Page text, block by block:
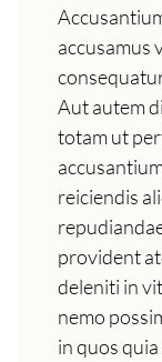
accusamus
Aut autem
totam ut
reiciendis
provident
deleniti in
nemo
in quos